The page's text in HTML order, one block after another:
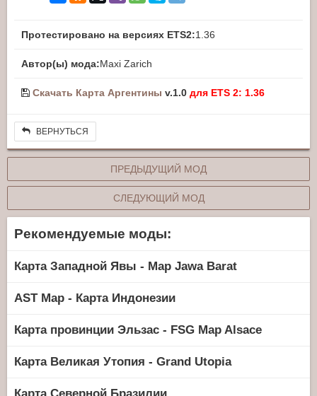
Протестировано на версиях ETS2:1.36
Автор(ы) мода:Maxi Zarich
Скачать Карта Аргентины v.1.0 для ETS 2: 1.36
ВЕРНУТЬСЯ
ПРЕДЫДУЩИЙ МОД
СЛЕДУЮЩИЙ МОД
Рекомендуемые моды:
Карта Западной Явы - Map Jawa Barat
AST Map - Карта Индонезии
Карта провинции Эльзас - FSG Map Alsace
Карта Великая Утопия - Grand Utopia